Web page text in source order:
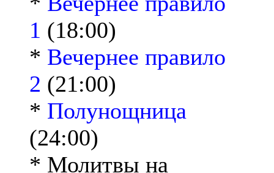
1 (18:00)
* Вечернее правило
2 (21:00)
* Полунощница
(24:00)
* Молитвы на